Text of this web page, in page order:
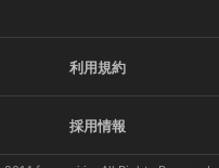
利用規約
採用情報